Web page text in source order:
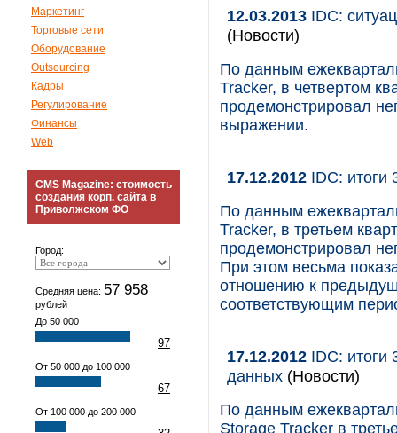
Маркетинг
Торговые сети
Оборудование
Outsourcing
Кадры
Регулирование
Финансы
Web
CMS Magazine: стоимость
создания корп. сайта в
Приволжском ФО
Город:
Средняя цена: 57 958
рублей
До 50 000
97
От 50 000 до 100 000
67
От 100 000 до 200 000
12.03.2013 IDC:
(Новости)
По данным
Tracker, в четвертом
продемонстрировал
выражении.
17.12.2012 IDC: итоги
По данным
Tracker, в третьем
продемонстрировал
При этом весьма
отношению к
соответствующим
17.12.2012 IDC: итоги
данных (Новости)
По данным
Storage Tracker в